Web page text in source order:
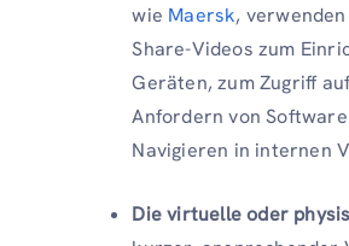
wie Maersk,
Share-Videos zum
Geräten, zum Zugriff
Anfordern von
Navigieren in internen
Die virtuelle oder